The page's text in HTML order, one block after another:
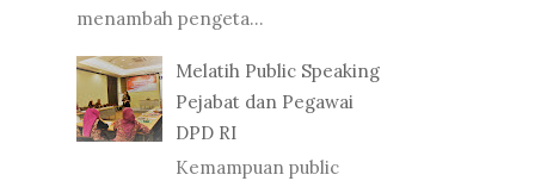
menambah pengeta...
Melatih Public Speaking
Pejabat dan Pegawai
DPD RI
Kemampuan public